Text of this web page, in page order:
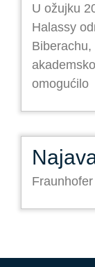
U ožujku
Halassy
omogućilo